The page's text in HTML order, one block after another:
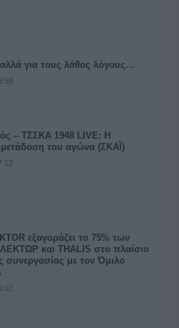
για τους λάθος λόγους…
– ΤΣΣΚΑ 1948 LIVE: Η
μετάδοση του αγώνα (ΣΚΑΪ)
εξαγοράζει το 75% των
και THALIS στο πλαίσιο
συνεργασίας με τον Όμιλο